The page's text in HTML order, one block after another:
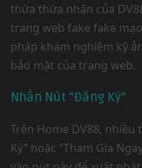
thừa thừa nhận của
trang web fake fake
pháp khám nghiệm kỹ
bảo mật của trang web.
Nhấn Nút “Đăng Ký”
Trên Home DV88, nhiều
Ký” hoặc “Tham Gia